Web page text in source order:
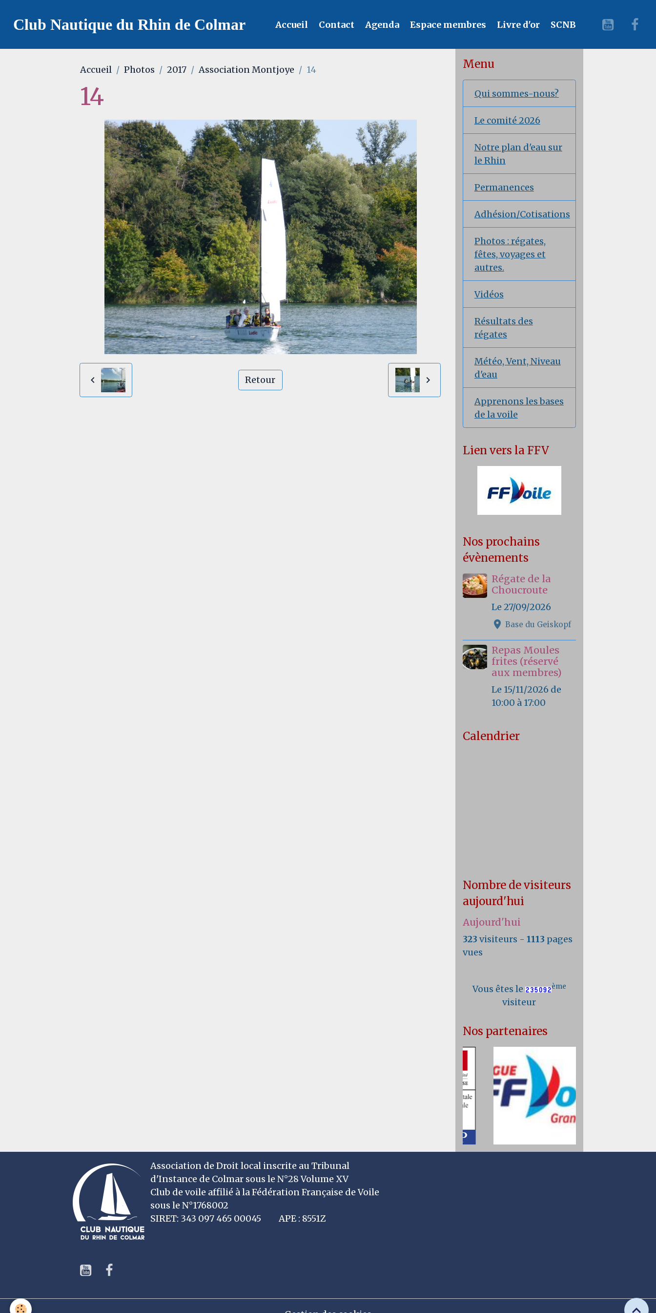
Club Nautique du Rhin de Colmar Accueil Contact Agenda Espace membres Livre d'or SCNB
Accueil Photos 2017 Association Montjoye 14
14
Retour
Menu
Qui sommes-nous?
Le comité 2026
Notre plan d'eau sur
le Rhin
Permanences
Adhésion/Cotisations
Photos : régates,
fêtes, voyages et
autres.
Vidéos
Résultats des
régates
Météo, Vent, Niveau
d'eau
Apprenons les bases
de la voile
Lien vers la FFV
Nos prochains
évènements
Régate de la
Choucroute
Le 27/09/2026
Base du Geiskopf
Repas Moules
frites (réservé
aux membres)
Le 15/11/2026 de
10:00 à 17:00
Calendrier
Nombre de visiteurs
aujourd'hui
Aujourd'hui
323 visiteurs -1113 pages
vues
Vous êtes le ème
visiteur
Nos partenaires
Association de Droit local inscrite au Tribunal
d'Instance de Colmar sous le N°28 Volume XV
Club de voile affilié à la Fédération Française de Voile
sous le N°1768002
SIRET: 343 097 465 00045 APE : 8551Z